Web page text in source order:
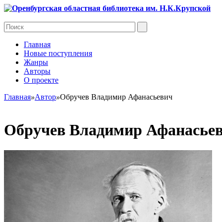
Главная
Новые поступления
Жанры
Авторы
О проекте
Главная»Автор»Обручев Владимир Афанасьевич
Обручев Владимир